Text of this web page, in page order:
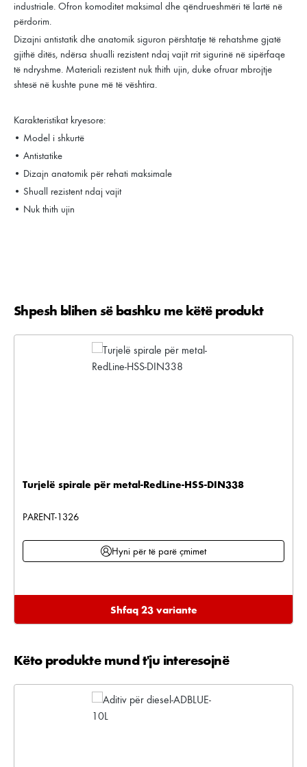
industriale. Ofron komoditet maksimal dhe qëndrueshmëri të lartë në
përdorim.
Dizajni antistatik dhe anatomik siguron përshtatje të rehatshme gjatë
gjithë ditës, ndërsa shualli rezistent ndaj vajit rrit sigurinë në sipërfaqe
të ndryshme. Materiali rezistent nuk thith ujin, duke ofruar mbrojtje
shtesë në kushte pune më të vështira.
Karakteristikat kryesore:
• Model i shkurtë
• Antistatike
• Dizajn anatomik për rehati maksimale
• Shuall rezistent ndaj vajit
• Nuk thith ujin
Kalo galerinë e produktit
Shpesh blihen së bashku me këtë produkt
Turjelë spirale për metal-RedLine-HSS-DIN338
PARENT-1326
Hyni për të parë çmimet
Shfaq 23 variante
Kalo galerinë e produktit
Këto produkte mund t'ju interesojnë